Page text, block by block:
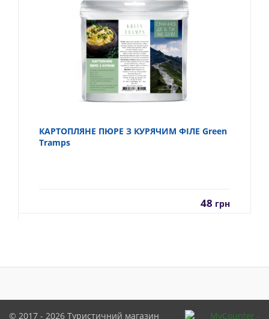
КАРТОПЛЯНЕ ПЮРЕ З КУРЯЧИМ ФІЛЕ Green
Tramps
48 грн
© 2017 - 2026 Туристичний магазин